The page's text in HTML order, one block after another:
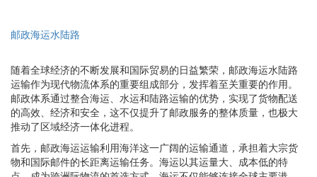
邮政海运水陆路
随着全球经济的不断发展和国际贸易的日益繁荣，邮政海运水陆路
运输作为现代物流体系的重要组成部分，发挥着至关重要的作用。
邮政体系通过整合海运、水运和陆路运输的优势，实现了货物配送
的高效、经济和安全，这不仅提升了邮政服务的整体质量，也极大
推动了区域经济一体化进程。
首先，邮政海运运输利用海洋这一广阔的运输通道，承担着大宗货
物和国际邮件的长距离运输任务。海运以其运量大、成本低的特